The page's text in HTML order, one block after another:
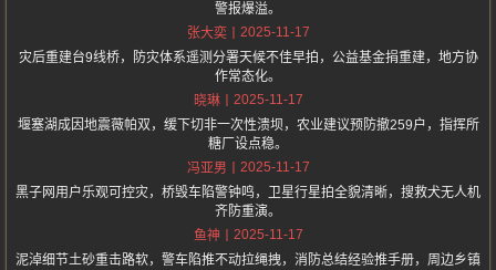
警报爆溢。
张大奕
2025-11-17
灾后重建台9线桥，防灾体系遥测分署天候不佳早拍，公益基金捐重建，地方协
作常态化。
晓琳
2025-11-17
堰塞湖成因地震薇帕双，缓下切非一次性溃坝，农业建议预防撤259户，指挥所
糖厂设点稳。
冯亚男
2025-11-17
黑子网用户乐观可控灾，桥毁车陷警钟鸣，卫星行星拍全貌清晰，搜救犬无人机
齐防重演。
鱼神
2025-11-17
泥淖细节土砂重击路软，警车陷推不动拉绳拽，消防总结经验推手册，周边乡镇